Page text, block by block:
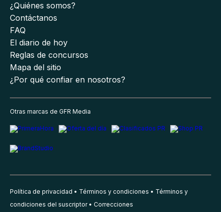
¿Quiénes somos?
Contáctanos
FAQ
El diario de hoy
Reglas de concursos
Mapa del sitio
¿Por qué confiar en nosotros?
Otras marcas de GFR Media
Política de privacidad Términos y condiciones
Términos y
condiciones del suscriptor
Correcciones